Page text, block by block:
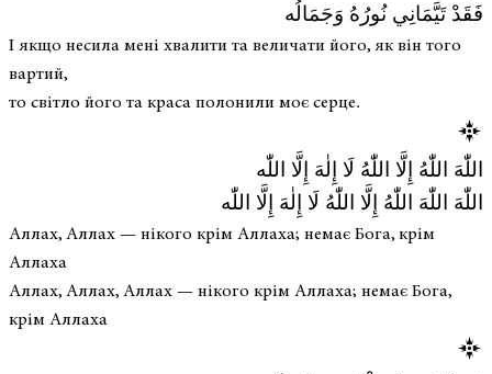
فَقَدْ تَيَّمَانِي نُورُهُ وَجَمَالُه
І якщо несила мені хвалити та величати його, як він того
вартий,
то світло його та краса полонили моє серце.
اللّٰهَ اللّٰهُ إِلَّا اللّٰهُ لَا إِلٰهَ إِلَّا اللّٰه
اللّٰهَ اللّٰهَ اللّٰهُ إِلَّا اللّٰهُ لَا إِلٰهَ إِلَّا اللّٰه
Аллах, Аллах — нікого крім Аллаха; немає Бога, крім
Аллаха
Аллах, Аллах, Аллах — нікого крім Аллаха; немає Бога,
крім Аллаха